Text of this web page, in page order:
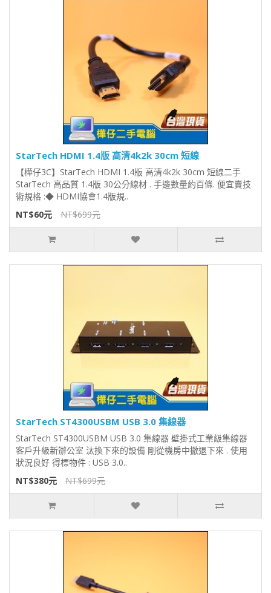
StarTech HDMI 1.4版 高清4k2k 30cm 短線
【樺仔3C】StarTech HDMI 1.4版 高清4k2k 30cm 短線二手
StarTech 高品質 1.4版 30公分線材 . 手邊數量約百條. 便宜賣技
術規格 :◆ HDMI協會1.4版規..
NT$60元
NT$699元
StarTech ST4300USBM USB 3.0 集線器
StarTech ST4300USBM USB 3.0 集線器 壁掛式工業級集線器
客戶升級新辦公室 汰換下來的設備 剛從機房中撤退下來 . 使用
狀況良好 得標物件 : USB 3.0..
NT$380元
NT$699元